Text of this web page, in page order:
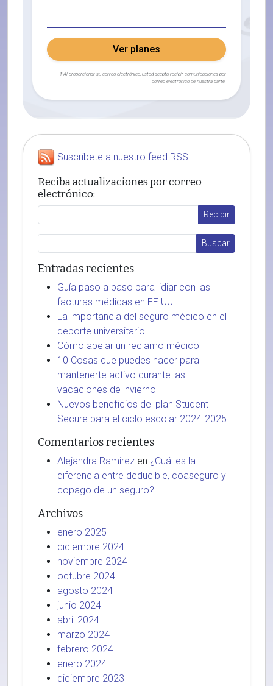
Ver planes
† Al proporcionar su correo electrónico, usted acepta recibir comunicaciones por
correo electrónico de nuestra parte.
Suscríbete a nuestro feed RSS
Reciba actualizaciones por correo
electrónico:
Entradas recientes
Guía paso a paso para lidiar con las
facturas médicas en EE.UU.
La importancia del seguro médico en el
deporte universitario
Cómo apelar un reclamo médico
10 Cosas que puedes hacer para
mantenerte activo durante las
vacaciones de invierno
Nuevos beneficios del plan Student
Secure para el ciclo escolar 2024-2025
Comentarios recientes
Alejandra Ramirez en ¿Cuál es la
diferencia entre deducible, coaseguro y
copago de un seguro?
Archivos
enero 2025
diciembre 2024
noviembre 2024
octubre 2024
agosto 2024
junio 2024
abril 2024
marzo 2024
febrero 2024
enero 2024
diciembre 2023